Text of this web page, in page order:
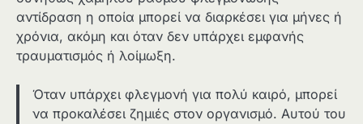
αντίδραση η οποία μπορεί να διαρκέσει για μήνες ή
χρόνια, ακόμη και όταν δεν υπάρχει εμφανής
τραυματισμός ή λοίμωξη.
Όταν υπάρχει φλεγμονή για πολύ καιρό, μπορεί
να προκαλέσει ζημιές στον οργανισμό. Αυτού του